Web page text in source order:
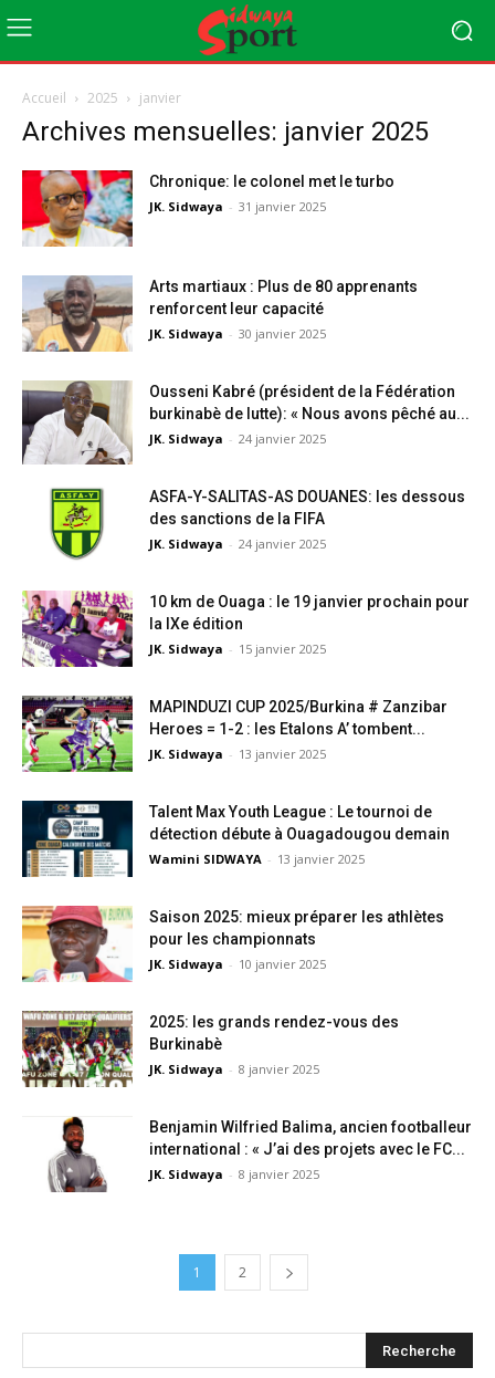
Accueil 2025 janvier
Archives mensuelles: janvier 2025
Chronique: le colonel met le turbo
JK. Sidwaya - 31 janvier 2025
Arts martiaux : Plus de 80 apprenants
renforcent leur capacité
JK. Sidwaya - 30 janvier 2025
Ousseni Kabré (président de la Fédération
burkinabè de lutte): « Nous avons pêché au...
JK. Sidwaya - 24 janvier 2025
ASFA-Y-SALITAS-AS DOUANES: les dessous
des sanctions de la FIFA
JK. Sidwaya - 24 janvier 2025
10 km de Ouaga : le 19 janvier prochain pour
la IXe édition
JK. Sidwaya - 15 janvier 2025
MAPINDUZI CUP 2025/Burkina # Zanzibar
Heroes = 1-2 : les Etalons A’ tombent...
JK. Sidwaya - 13 janvier 2025
Talent Max Youth League : Le tournoi de
détection débute à Ouagadougou demain
Wamini SIDWAYA - 13 janvier 2025
Saison 2025: mieux préparer les athlètes
pour les championnats
JK. Sidwaya - 10 janvier 2025
2025: les grands rendez-vous des
Burkinabè
JK. Sidwaya - 8 janvier 2025
Benjamin Wilfried Balima, ancien footballeur
international : « J’ai des projets avec le FC...
JK. Sidwaya - 8 janvier 2025
1 2